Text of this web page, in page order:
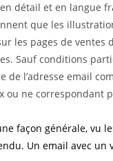
détail et en langue
que les
les pages de ventes
Sauf conditions
l’adresse email
ne correspondant
façon générale, vu
Un email avec un